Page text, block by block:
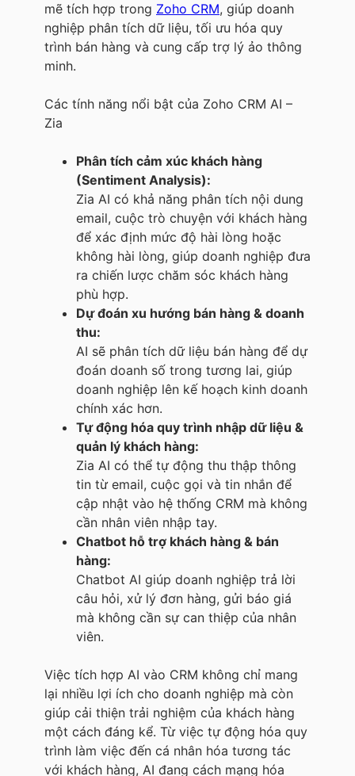
mẽ tích hợp trong Zoho CRM, giúp doanh
nghiệp phân tích dữ liệu, tối ưu hóa quy
trình bán hàng và cung cấp trợ lý ảo thông
minh.
Các tính năng nổi bật của Zoho CRM AI –
Zia
Phân tích cảm xúc khách hàng
(Sentiment Analysis):
Zia AI có khả năng phân tích nội dung
email, cuộc trò chuyện với khách hàng
để xác định mức độ hài lòng hoặc
không hài lòng, giúp doanh nghiệp đưa
ra chiến lược chăm sóc khách hàng
phù hợp.
Dự đoán xu hướng bán hàng & doanh
thu:
AI sẽ phân tích dữ liệu bán hàng để dự
đoán doanh số trong tương lai, giúp
doanh nghiệp lên kế hoạch kinh doanh
chính xác hơn.
Tự động hóa quy trình nhập dữ liệu &
quản lý khách hàng:
Zia AI có thể tự động thu thập thông
tin từ email, cuộc gọi và tin nhắn để
cập nhật vào hệ thống CRM mà không
cần nhân viên nhập tay.
Chatbot hỗ trợ khách hàng & bán
hàng:
Chatbot AI giúp doanh nghiệp trả lời
câu hỏi, xử lý đơn hàng, gửi báo giá
mà không cần sự can thiệp của nhân
viên.
Việc tích hợp AI vào CRM không chỉ mang
lại nhiều lợi ích cho doanh nghiệp mà còn
giúp cải thiện trải nghiệm của khách hàng
một cách đáng kể. Từ việc tự động hóa quy
trình làm việc đến cá nhân hóa tương tác
với khách hàng, AI đang cách mạng hóa